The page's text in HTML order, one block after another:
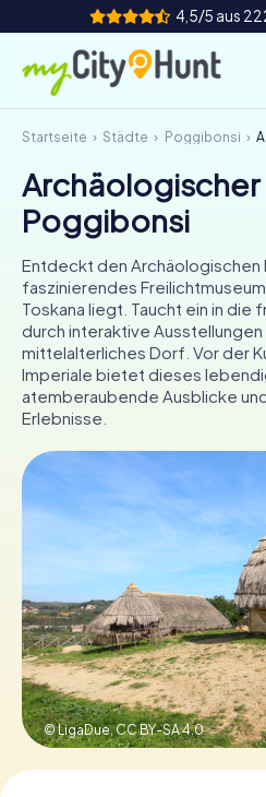
4,5/5 aus
So funktioniert's
Städte
Touren
Teamevent
Tickets
INT AT
Tickets
Gutscheine
Startseite Städte Poggibonsi
Archäologischer
Poggibonsi
Entdeckt den Archäologischen
faszinierendes
Toskana liegt. Taucht ein in
durch interaktive
mittelalterliches Dorf. Vor der
Imperiale bietet dieses
atemberaubende Ausblicke
Erlebnisse.
© LigaDue,CC BY-SA 4.0